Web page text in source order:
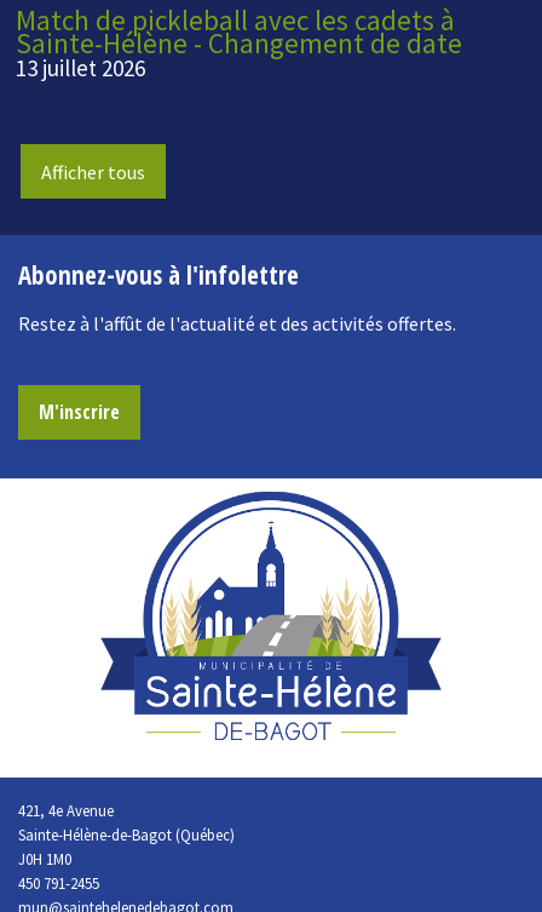
Match de pickleball avec les cadets à
Sainte-Hélène - Changement de date
13 juillet 2026
Afficher tous
Abonnez-vous à l'infolettre
Restez à l'affût de l'actualité et des activités offertes.
M'inscrire
421, 4e Avenue
Sainte-Hélène-de-Bagot (Québec)
J0H 1M0
450 791-2455
mun@saintehelenedebagot.com